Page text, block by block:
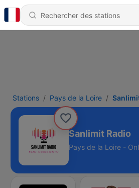
Stations Pays de la Loire
Sanlimit Radio
Pays de la Loire -